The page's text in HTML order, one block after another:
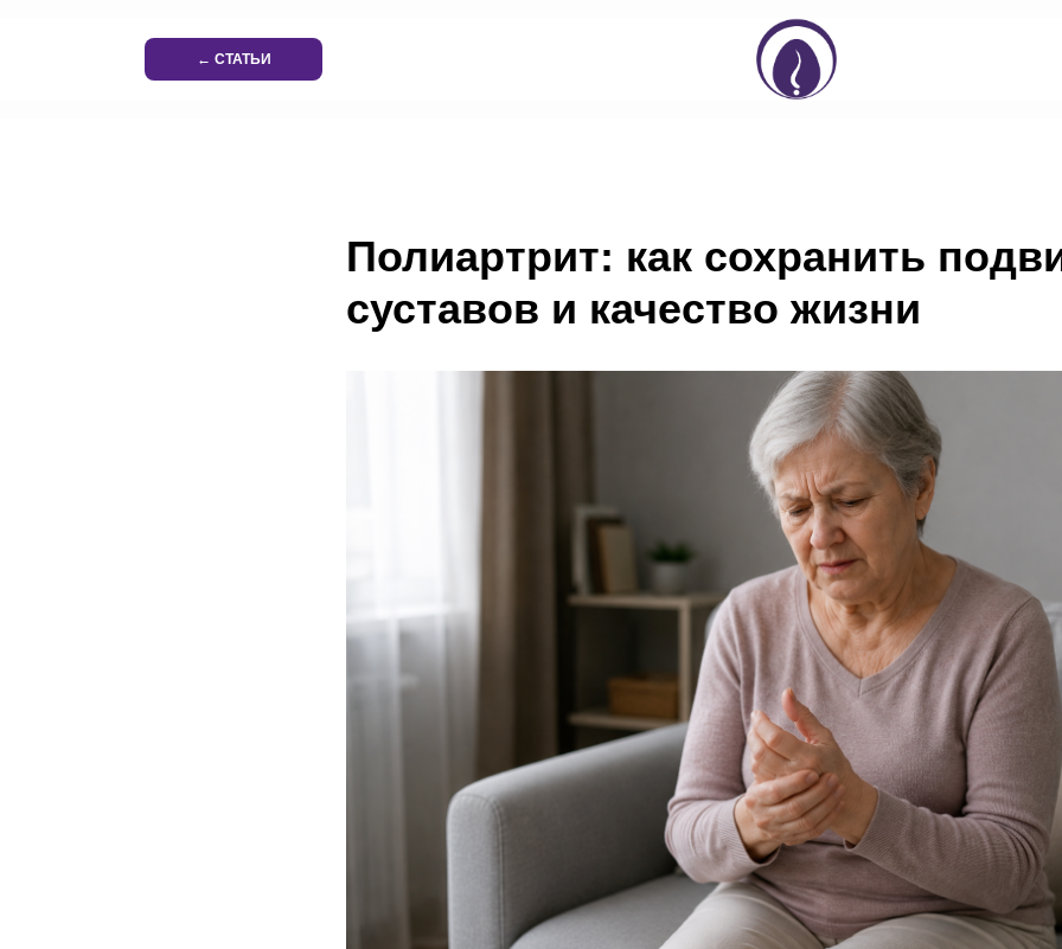
← СТАТЬИ
Полиартрит: как сохранить
суставов и качество жизни